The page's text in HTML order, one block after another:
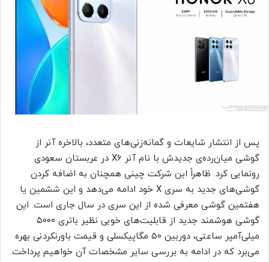
پس از انتشار شایعات و گمانه‌زنی‌های متعدد، بالاخره آنر از
گوشی میان‌رده‌ی جدیدش با نام آنر X6 در عربستان سعودی
رونمایی کرد. ظاهراً این شرکت چینی همچنان به اضافه کردن
گوشی‌های جدید به سری X خود ادامه می‌دهد و این ششمین یا
هفتمین گوشی معرفی شده از این سری در سال جاری است. این
گوشی هوشمند جدید از قابلیت‌های خوبی نظیر باتری ۵۰۰۰
میلی‌آمپر ساعتی، دوربین ۵۰ مگاپیکسلی و قیمت باورنکردنی بهره
می‌برد که در ادامه به بررسی سایر مشخصات آن خواهیم پرداخت.